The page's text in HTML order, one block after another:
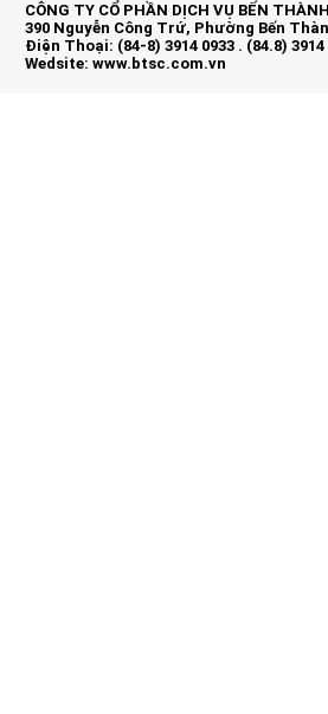
CÔNG TY CỔ PHẦN DỊCH VỤ BẾN
390 Nguyễn Công Trứ, Phường Bến
Điện Thoại: (84-8) 3914 0933 . (84.8) 3914
Wedsite: www.btsc.com.vn